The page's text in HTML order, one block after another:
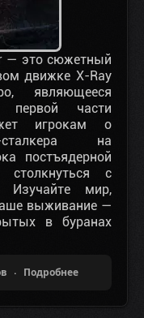
— это сюжетный
движке X-Ray
являющееся
первой части
игрокам о
сталкера на
постъядерной
столкнуться с
Изучайте мир,
выживание —
в буранах
Подробнее